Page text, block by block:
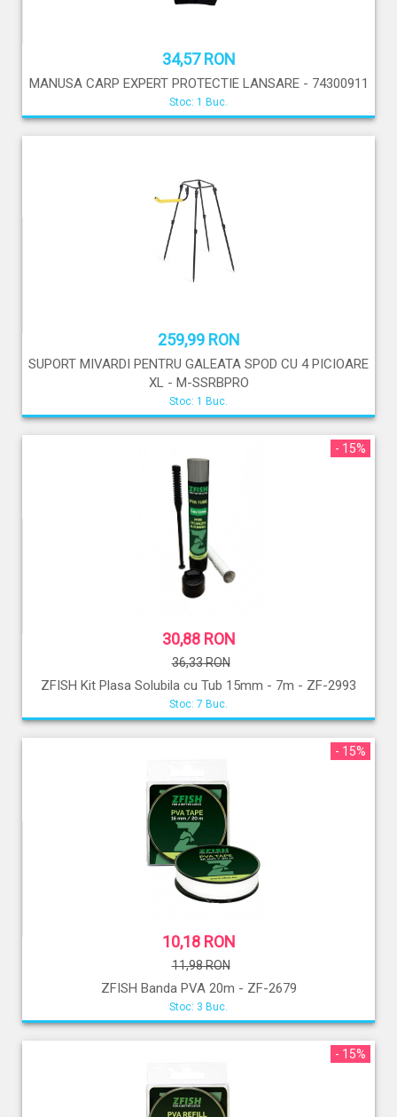
34,57 RON
MANUSA CARP EXPERT PROTECTIE LANSARE - 74300911
Stoc: 1 Buc.
259,99 RON
SUPORT MIVARDI PENTRU GALEATA SPOD CU 4 PICIOARE
XL - M-SSRBPRO
Stoc: 1 Buc.
- 15%
30,88 RON
36,33 RON
ZFISH Kit Plasa Solubila cu Tub 15mm - 7m - ZF-2993
Stoc: 7 Buc.
- 15%
10,18 RON
11,98 RON
ZFISH Banda PVA 20m - ZF-2679
Stoc: 3 Buc.
- 15%